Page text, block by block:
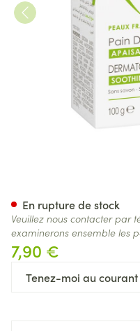
7,90 €
Tenez-moi au
En rupture de stock
Veuillez nous contacter par
examinerons ensemble les